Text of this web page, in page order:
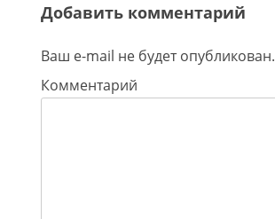
Добавить комментарий
Ваш e-mail не будет опубликован.
Комментарий